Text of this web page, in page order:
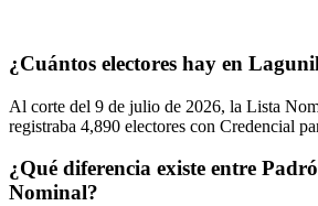
¿Cuántos electores hay en
Al corte del 9 de julio de 2026, la Lista
registraba 4,890 electores con Credencial
¿Qué diferencia existe entre
Nominal?